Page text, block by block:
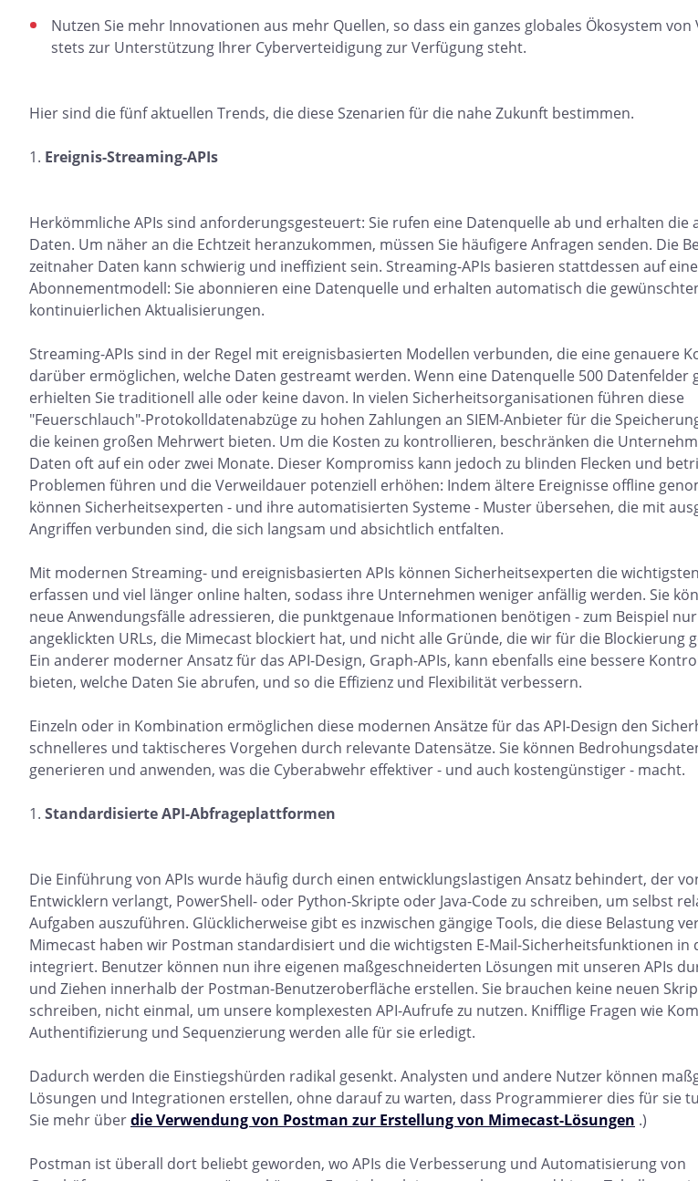
Nutzen Sie mehr Innovationen aus mehr Quellen, so dass ein ganzes globales Ökosystem
stets zur Unterstützung Ihrer Cyberverteidigung zur Verfügung steht.
Hier sind die fünf aktuellen Trends, die diese Szenarien für die nahe Zukunft bestimmen.
Ereignis-Streaming-APIs
Herkömmliche APIs sind anforderungsgesteuert: Sie rufen eine Datenquelle ab und erhalten die
Daten. Um näher an die Echtzeit heranzukommen, müssen Sie häufigere Anfragen senden. Die
zeitnaher Daten kann schwierig und ineffizient sein. Streaming-APIs basieren stattdessen auf
Abonnementmodell: Sie abonnieren eine Datenquelle und erhalten automatisch die
kontinuierlichen Aktualisierungen.
Streaming-APIs sind in der Regel mit ereignisbasierten Modellen verbunden, die eine genauere
darüber ermöglichen, welche Daten gestreamt werden. Wenn eine Datenquelle 500 Datenfelder
erhielten Sie traditionell alle oder keine davon. In vielen Sicherheitsorganisationen führen diese
"Feuerschlauch"-Protokolldatenabzüge zu hohen Zahlungen an SIEM-Anbieter für die
die keinen großen Mehrwert bieten. Um die Kosten zu kontrollieren, beschränken die
Daten oft auf ein oder zwei Monate. Dieser Kompromiss kann jedoch zu blinden Flecken und
Problemen führen und die Verweildauer potenziell erhöhen: Indem ältere Ereignisse offline
können Sicherheitsexperten - und ihre automatisierten Systeme - Muster übersehen, die mit
Angriffen verbunden sind, die sich langsam und absichtlich entfalten.
Mit modernen Streaming- und ereignisbasierten APIs können Sicherheitsexperten die
erfassen und viel länger online halten, sodass ihre Unternehmen weniger anfällig werden. Sie
neue Anwendungsfälle adressieren, die punktgenaue Informationen benötigen - zum Beispiel
angeklickten URLs, die Mimecast blockiert hat, und nicht alle Gründe, die wir für die Blockierung
Ein anderer moderner Ansatz für das API-Design, Graph-APIs, kann ebenfalls eine bessere
bieten, welche Daten Sie abrufen, und so die Effizienz und Flexibilität verbessern.
Einzeln oder in Kombination ermöglichen diese modernen Ansätze für das API-Design den
schnelleres und taktischeres Vorgehen durch relevante Datensätze. Sie können
generieren und anwenden, was die Cyberabwehr effektiver - und auch kostengünstiger - macht.
Standardisierte API-Abfrageplattformen
Die Einführung von APIs wurde häufig durch einen entwicklungslastigen Ansatz behindert, der
Entwicklern verlangt, PowerShell- oder Python-Skripte oder Java-Code zu schreiben, um selbst
Aufgaben auszuführen. Glücklicherweise gibt es inzwischen gängige Tools, die diese Belastung
Mimecast haben wir Postman standardisiert und die wichtigsten E-Mail-Sicherheitsfunktionen in
integriert. Benutzer können nun ihre eigenen maßgeschneiderten Lösungen mit unseren APIs
und Ziehen innerhalb der Postman-Benutzeroberfläche erstellen. Sie brauchen keine neuen
schreiben, nicht einmal, um unsere komplexesten API-Aufrufe zu nutzen. Knifflige Fragen wie
Authentifizierung und Sequenzierung werden alle für sie erledigt.
Dadurch werden die Einstiegshürden radikal gesenkt. Analysten und andere Nutzer können
Lösungen und Integrationen erstellen, ohne darauf zu warten, dass Programmierer dies für sie
Sie mehr überdie Verwendung von Postman zur Erstellung von Mimecast-Lösungen .)
Postman ist überall dort beliebt geworden, wo APIs die Verbesserung und Automatisierung von